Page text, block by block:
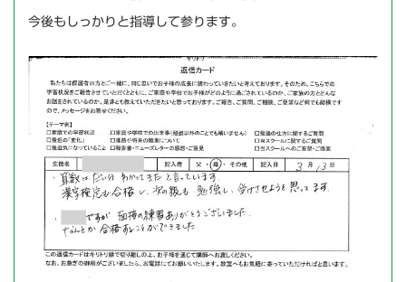
今後もしっかりと指導して参ります。